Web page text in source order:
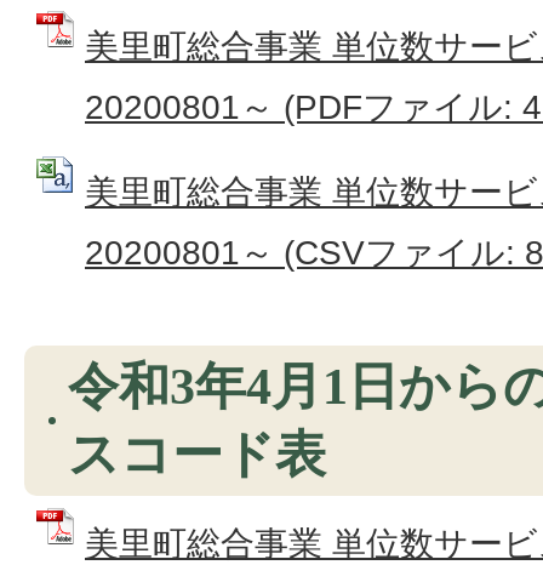
美里町総合事業 単位数サー
20200801～ (PDFファイル:
美里町総合事業 単位数サー
20200801～ (CSVファイル:
令和3年4月1日から
スコード表
美里町総合事業 単位数サー